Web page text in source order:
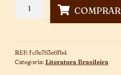
COMPRAR
REF: fc9e763e6fb4
Categoria: Literatura Brasileira